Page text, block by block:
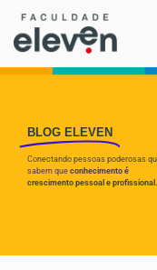
BLOG ELEVEN
Conectando pessoas poderosas
sabem que conhecimento é
crescimento pessoal e profissional.